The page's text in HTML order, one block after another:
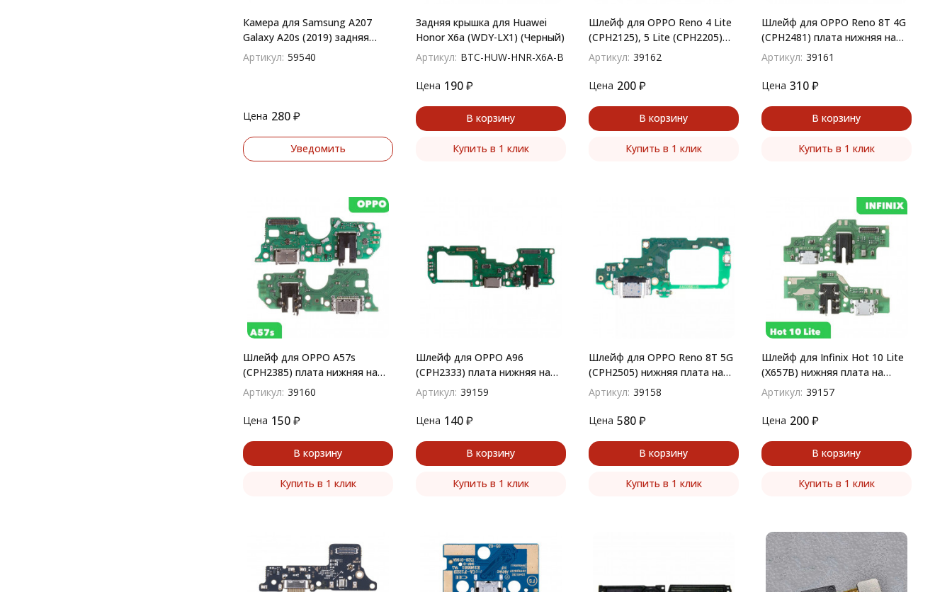
Камера для Samsung A207
Galaxy A20s (2019) задняя
основная
Артикул: 59540
Цена 280 ₽
Уведомить
Задняя крышка для Huawei
Honor X6a (WDY-LX1) (Черный)
Артикул: BTC-HUW-HNR-X6A-B
Цена 190 ₽
В корзину
Купить в 1 клик
Шлейф для OPPO Reno 4 Lite
(CPH2125), 5 Lite (CPH2205)
плата на разъем зарядки,
гарнитуры, микрофон
Артикул: 39162
Цена 200 ₽
В корзину
Купить в 1 клик
Шлейф для OPPO Reno 8T 4G
(CPH2481) плата нижняя на
разъем зарядки, гарнитуры,
микрофон
Артикул: 39161
Цена 310 ₽
В корзину
Купить в 1 клик
Шлейф для OPPO A57s
(CPH2385) плата нижняя на
разъем зарядки, гарнитуры,
микрофон
Артикул: 39160
Цена 150 ₽
В корзину
Купить в 1 клик
Шлейф для OPPO A96
(CPH2333) плата нижняя на
разъем зарядки, гарнитуры,
микрофон
Артикул: 39159
Цена 140 ₽
В корзину
Купить в 1 клик
Шлейф для OPPO Reno 8T 5G
(CPH2505) нижняя плата на
разъем зарядки, микрофон
Артикул: 39158
Цена 580 ₽
В корзину
Купить в 1 клик
Шлейф для Infinix Hot 10 Lite
(X657B) нижняя плата на
разъем зарядки, гарнитуры,
микрофон
Артикул: 39157
Цена 200 ₽
В корзину
Купить в 1 клик